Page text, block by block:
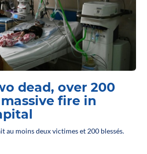
dead, over 200
fire in
au moins deux victimes et 200 blessés.